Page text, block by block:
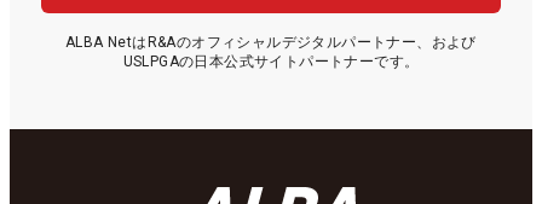
ALBA NetはR&Aのオフィシャルデジタルパートナー、および
USLPGAの日本公式サイトパートナーです。